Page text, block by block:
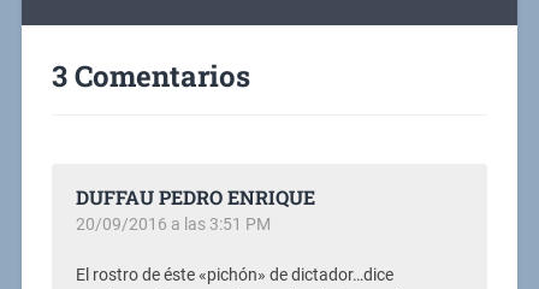
3 Comentarios
DUFFAU PEDRO ENRIQUE
20/09/2016 a las 3:51 PM
El rostro de éste «pichón» de dictador…dice